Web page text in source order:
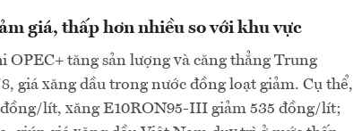
giá, thấp hơn nhiều so với khu vực
OPEC+ tăng sản lượng và căng thẳng Trung
giá xăng dầu trong nước đồng loạt giảm. Cụ thể,
đồng/lít, xăng E10RON95-III giảm 535 đồng/lít;